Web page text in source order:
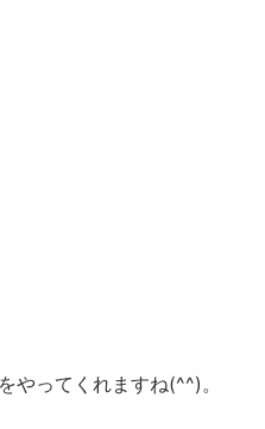
やってくれますね(^^)。